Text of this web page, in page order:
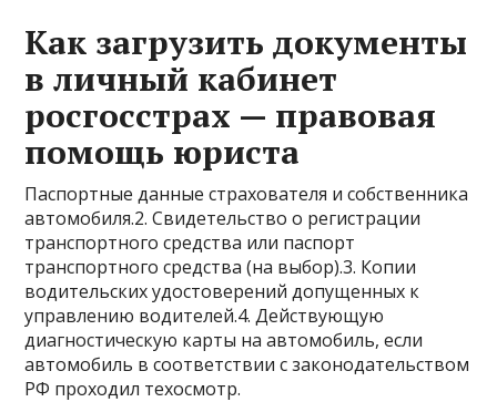
Как загрузить документы
в личный кабинет
росгосстрах — правовая
помощь юриста
Паспортные данные страхователя и собственника
автомобиля.2. Свидетельство о регистрации
транспортного средства или паспорт
транспортного средства (на выбор).3. Копии
водительских удостоверений допущенных к
управлению водителей.4. Действующую
диагностическую карты на автомобиль, если
автомобиль в соответствии с законодательством
РФ проходил техосмотр.